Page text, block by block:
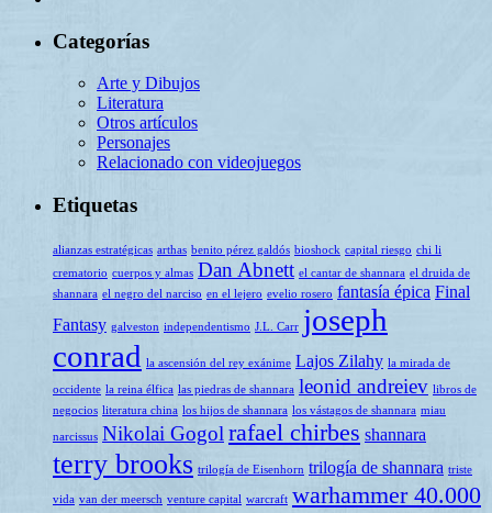
Categorías
Arte y Dibujos
Literatura
Otros artículos
Personajes
Relacionado con videojuegos
Etiquetas
alianzas estratégicas arthas benito pérez galdós bioshock capital riesgo chi li
crematorio cuerpos y almas Dan Abnett el cantar de shannara el druida de
shannara el negro del narciso en el lejero evelio rosero fantasía épica Final
Fantasy galveston independentismo J.L. Carr joseph
conrad la ascensión del rey exánime Lajos Zilahy la mirada de
occidente la reina élfica las piedras de shannara leonid andreiev libros de
negocios literatura china los hijos de shannara los vástagos de shannara miau
narcissus Nikolai Gogol rafael chirbes shannara
terry brooks trilogía de Eisenhorn trilogía de shannara triste
vida van der meersch venture capital warcraft warhammer 40.000